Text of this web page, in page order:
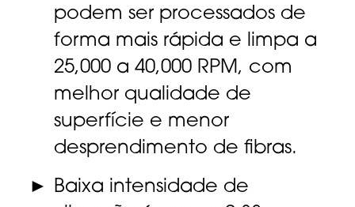
podem ser processados ​​de
forma mais rápida e limpa a
25,000 a 40,000 RPM, com
melhor qualidade de
superfície e menor
desprendimento de fibras.
Baixa intensidade de